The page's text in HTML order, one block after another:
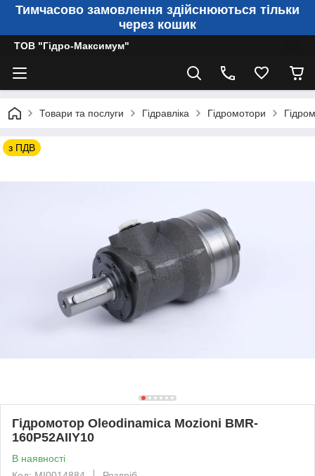
Тимчасово замовлення здійснюються тільки
через кошик
ТОВ "Гідро-Максимум"
Товари та послуги Гідравліка Гідромотори
з ПДВ
Гідромотор Oleodinamica Mozioni BMR-
160P52AIIY10
В наявності